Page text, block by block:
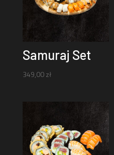
Samuraj Set
349,00zł